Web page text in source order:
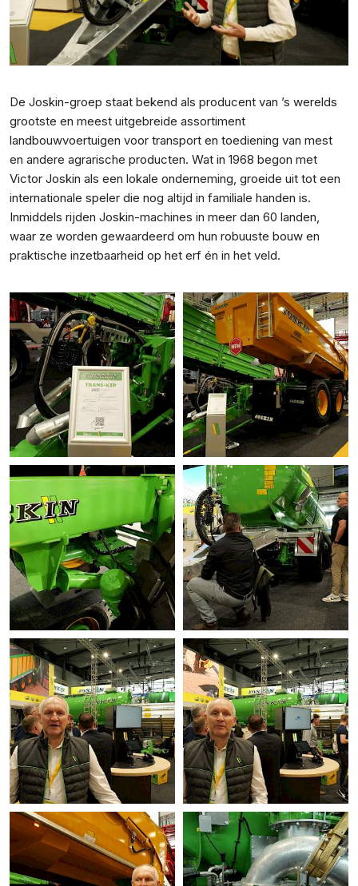
De Joskin-groep staat bekend als producent van ’s werelds
grootste en meest uitgebreide assortiment
landbouwvoertuigen voor transport en toediening van mest
en andere agrarische producten. Wat in 1968 begon met
Victor Joskin als een lokale onderneming, groeide uit tot een
internationale speler die nog altijd in familiale handen is.
Inmiddels rijden Joskin-machines in meer dan 60 landen,
waar ze worden gewaardeerd om hun robuuste bouw en
praktische inzetbaarheid op het erf én in het veld.